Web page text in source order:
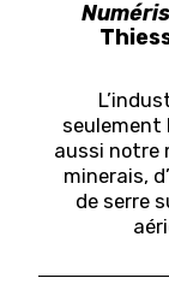
seulement
aussi notre
minerais,
de serre